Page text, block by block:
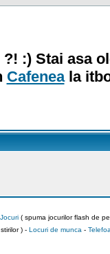
:) Stai asa
Cafeneala
Jocuri( spuma jocurilor flash de
) - Locuri de munca -